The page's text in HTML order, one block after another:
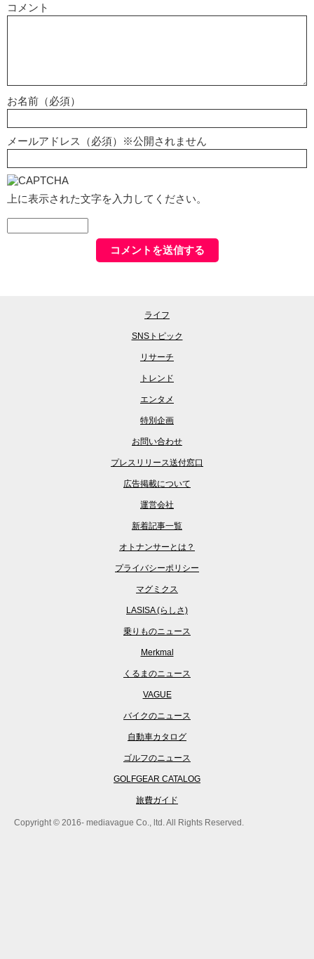
コメント
お名前（必須）
メールアドレス（必須）※公開されません
上に表示された文字を入力してください。
ライフ
SNSトピック
リサーチ
トレンド
エンタメ
特別企画
お問い合わせ
プレスリリース送付窓口
広告掲載について
運営会社
新着記事一覧
オトナンサーとは？
プライバシーポリシー
マグミクス
LASISA (らしさ)
乗りものニュース
Merkmal
くるまのニュース
VAGUE
バイクのニュース
自動車カタログ
ゴルフのニュース
GOLFGEAR CATALOG
旅費ガイド
Copyright © 2016- mediavague Co., ltd. All Rights Reserved.